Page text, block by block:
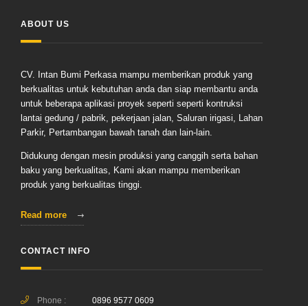
ABOUT US
CV. Intan Bumi Perkasa mampu memberikan produk yang
berkualitas untuk kebutuhan anda dan siap membantu anda
untuk beberapa aplikasi proyek seperti seperti kontruksi
lantai gedung / pabrik, pekerjaan jalan, Saluran irigasi, Lahan
Parkir, Pertambangan bawah tanah dan lain-lain.
Didukung dengan mesin produksi yang canggih serta bahan
baku yang berkualitas, Kami akan mampu memberikan
produk yang berkualitas tinggi.
Read more
CONTACT INFO
Phone : 0896 9577 0609